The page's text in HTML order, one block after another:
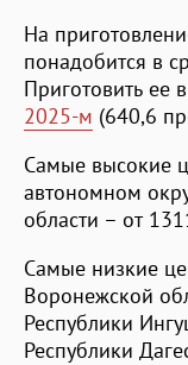
На
понадобится в
Приготовить ее
2025-м (640,6
Самые высокие
автономном
области – от
Самые низкие
Воронежской
Республики
Республики